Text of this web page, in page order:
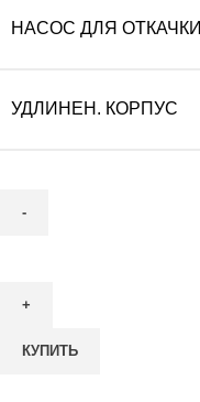
НАСОС ДЛЯ ОТКАЧКИ
УДЛИНЕН. КОРПУС
Септик
КУПИТЬ